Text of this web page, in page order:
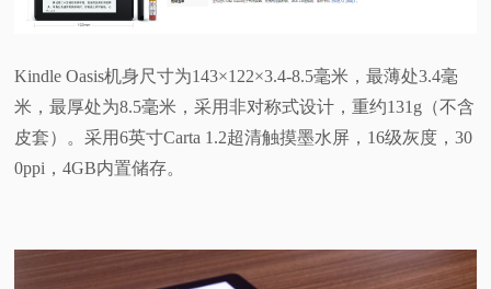
Kindle Oasis机身尺寸为143×122×3.4-8.5毫米，最薄处3.4毫
米，最厚处为8.5毫米，采用非对称式设计，重约131g（不含
皮套）。采用6英寸Carta 1.2超清触摸墨水屏，16级灰度，30
0ppi，4GB内置储存。